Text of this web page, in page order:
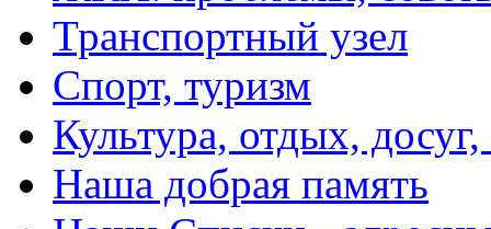
Транспортный узел
Спорт, туризм
Культура, отдых,
Наша добрая память